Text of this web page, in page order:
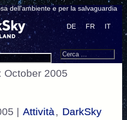
dell'ambiente e per la salvaguardia
DE FR IT
Search
Cerca:
October 2005
| Attività, DarkSky